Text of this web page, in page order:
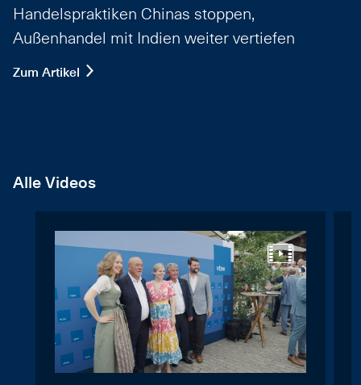
Handelspraktiken Chinas stoppen,
Außenhandel mit Indien weiter vertiefen
Zum Artikel
Alle Videos